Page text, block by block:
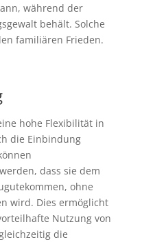
während der
behält. Solche
familiären Frieden.
hohe Flexibilität in
die Einbindung
dass sie dem
ohne
wird. Dies ermöglicht
Nutzung von
die